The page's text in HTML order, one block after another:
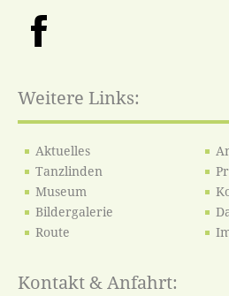
Weitere Links:
Aktuelles
Tanzlinden
Museum
Bildergalerie
Route
Kontakt & Anfahrt: